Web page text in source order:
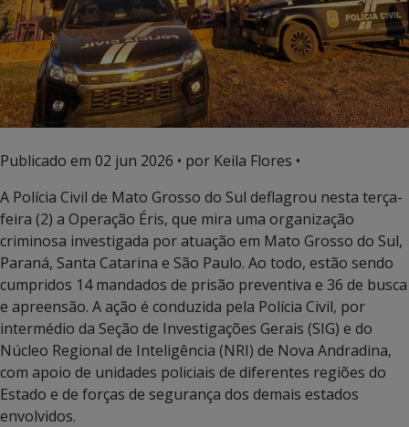
Publicado em 02 jun 2026 • por Keila Flores •
A Polícia Civil de Mato Grosso do Sul deflagrou nesta terça-
feira (2) a Operação Éris, que mira uma organização
criminosa investigada por atuação em Mato Grosso do Sul,
Paraná, Santa Catarina e São Paulo. Ao todo, estão sendo
cumpridos 14 mandados de prisão preventiva e 36 de busca
e apreensão. A ação é conduzida pela Polícia Civil, por
intermédio da Seção de Investigações Gerais (SIG) e do
Núcleo Regional de Inteligência (NRI) de Nova Andradina,
com apoio de unidades policiais de diferentes regiões do
Estado e de forças de segurança dos demais estados
envolvidos.